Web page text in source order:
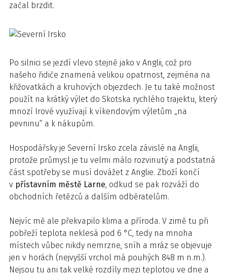
začal brzdit.
Po silnici se jezdí vlevo stejně jako v Anglii, což pro
našeho řidiče znamená velikou opatrnost, zejména na
křižovatkách a kruhových objezdech. Je tu také možnost
použít na krátký výlet do Skotska rychlého trajektu, který
mnozí Irové využívají k víkendovým výletům „na
pevninu“ a k nákupům.
Hospodářsky je Severní Irsko zcela závislé na Anglii,
protože průmysl je tu velmi málo rozvinutý a podstatná
část spotřeby se musí dovážet z Anglie. Zboží končí
v přístavním městě Larne, odkud se pak rozváží do
obchodních řetězců a dalším odběratelům.
Nejvíc mě ale překvapilo klima a příroda. V zimě tu při
pobřeží teplota neklesá pod 6 °C, tedy na mnoha
místech vůbec nikdy nemrzne, sníh a mráz se objevuje
jen v horách (nejvyšší vrchol má pouhých 848 m n.m.).
Nejsou tu ani tak velké rozdíly mezi teplotou ve dne a